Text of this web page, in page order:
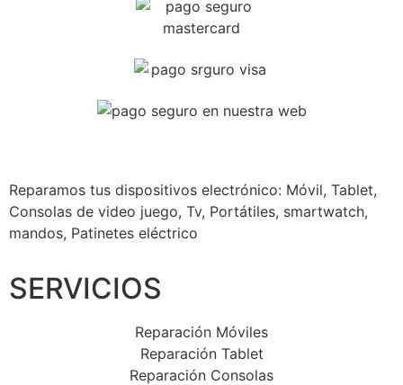
Reparamos tus dispositivos electrónico: Móvil, Tablet,
Consolas de video juego, Tv, Portátiles, smartwatch,
mandos, Patinetes eléctrico
SERVICIOS
Reparación Móviles
Reparación Tablet
Reparación Consolas